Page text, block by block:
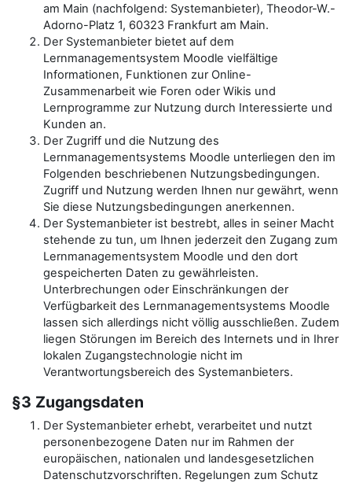
am Main (nachfolgend: Systemanbieter), Theodor-W.-
Adorno-Platz 1, 60323 Frankfurt am Main.
Der Systemanbieter bietet auf dem
Lernmanagementsystem Moodle vielfältige
Informationen, Funktionen zur Online-
Zusammenarbeit wie Foren oder Wikis und
Lernprogramme zur Nutzung durch Interessierte und
Kunden an.
Der Zugriff und die Nutzung des
Lernmanagementsystems Moodle unterliegen den im
Folgenden beschriebenen Nutzungsbedingungen.
Zugriff und Nutzung werden Ihnen nur gewährt, wenn
Sie diese Nutzungsbedingungen anerkennen.
Der Systemanbieter ist bestrebt, alles in seiner Macht
stehende zu tun, um Ihnen jederzeit den Zugang zum
Lernmanagementsystem Moodle und den dort
gespeicherten Daten zu gewährleisten.
Unterbrechungen oder Einschränkungen der
Verfügbarkeit des Lernmanagementsystems Moodle
lassen sich allerdings nicht völlig ausschließen. Zudem
liegen Störungen im Bereich des Internets und in Ihrer
lokalen Zugangstechnologie nicht im
Verantwortungsbereich des Systemanbieters.
§3 Zugangsdaten
Der Systemanbieter erhebt, verarbeitet und nutzt
personenbezogene Daten nur im Rahmen der
europäischen, nationalen und landesgesetzlichen
Datenschutzvorschriften. Regelungen zum Schutz